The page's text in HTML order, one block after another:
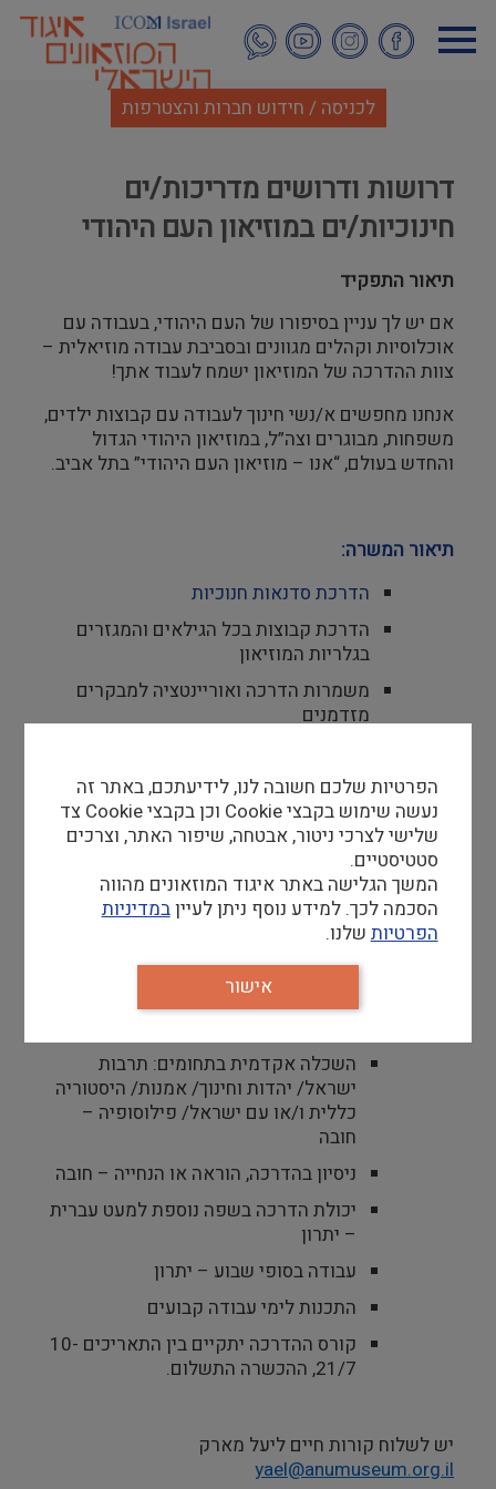
לתוכן
העיקרי
לכניסה / חידוש חברות והצטרפות
דרושות ודרושים מדריכות/ים
חינוכיות/ים במוזיאון העם היהודי
תיאור התפקיד
אם יש לך עניין בסיפורו של העם היהודי, בעבודה עם
אוכלוסיות וקהלים מגוונים ובסביבת עבודה מוזיאלית –
צוות ההדרכה של המוזיאון ישמח לעבוד אתך!
אנחנו מחפשים א/נשי חינוך לעבודה עם קבוצות ילדים,
משפחות, מבוגרים וצה”ל, במוזיאון היהודי הגדול
והחדש בעולם, “אנו – מוזיאון העם היהודי” בתל אביב.
תיאור המשרה:
הדרכת סדנאות חנוכיות
הדרכת קבוצות בכל הגילאים והמגזרים
בגלריות המוזיאון
משמרות הדרכה ואוריינטציה למבקרים
מזדמנים
העשרת חווית הביקור
דרישות סף
דרישות סף: עברית רהוטה, יכולת הבעה
לעבודת צוות, יכולת לעמוד מול קבוצה
באופן עצמאי, עמידה בלוח זמנים, יוזמים
השכלה אקדמית בתחומים: תרבות
ישראל/ יהדות וחינוך/ אמנות/ היסטוריה
כללית ו/או עם ישראל/ פילוסופיה –
חובה
ניסיון בהדרכה, הוראה או הנחייה – חובה
יכולת הדרכה בשפה נוספת למעט עברית
– יתרון
עבודה בסופי שבוע – יתרון
התכנות לימי עבודה קבועים
קורס ההדרכה יתקיים בין התאריכים 10-
21/7, ההכשרה התשלום.
יש לשלוח קורות חיים ליעל מארק
yael@anumuseum.org.il
הפרטיות שלכם חשובה לנו, לידיעתכם, באתר זה
נעשה שימוש בקבצי Cookie וכן בקבצי Cookie צד
שלישי לצרכי ניטור, אבטחה, שיפור האתר, וצרכים
סטטיסטיים.
המשך הגלישה באתר איגוד המוזאונים מהווה
הסכמה לכך. למידע נוסף ניתן לעייןבמדיניות
הפרטיות שלנו.
אישור